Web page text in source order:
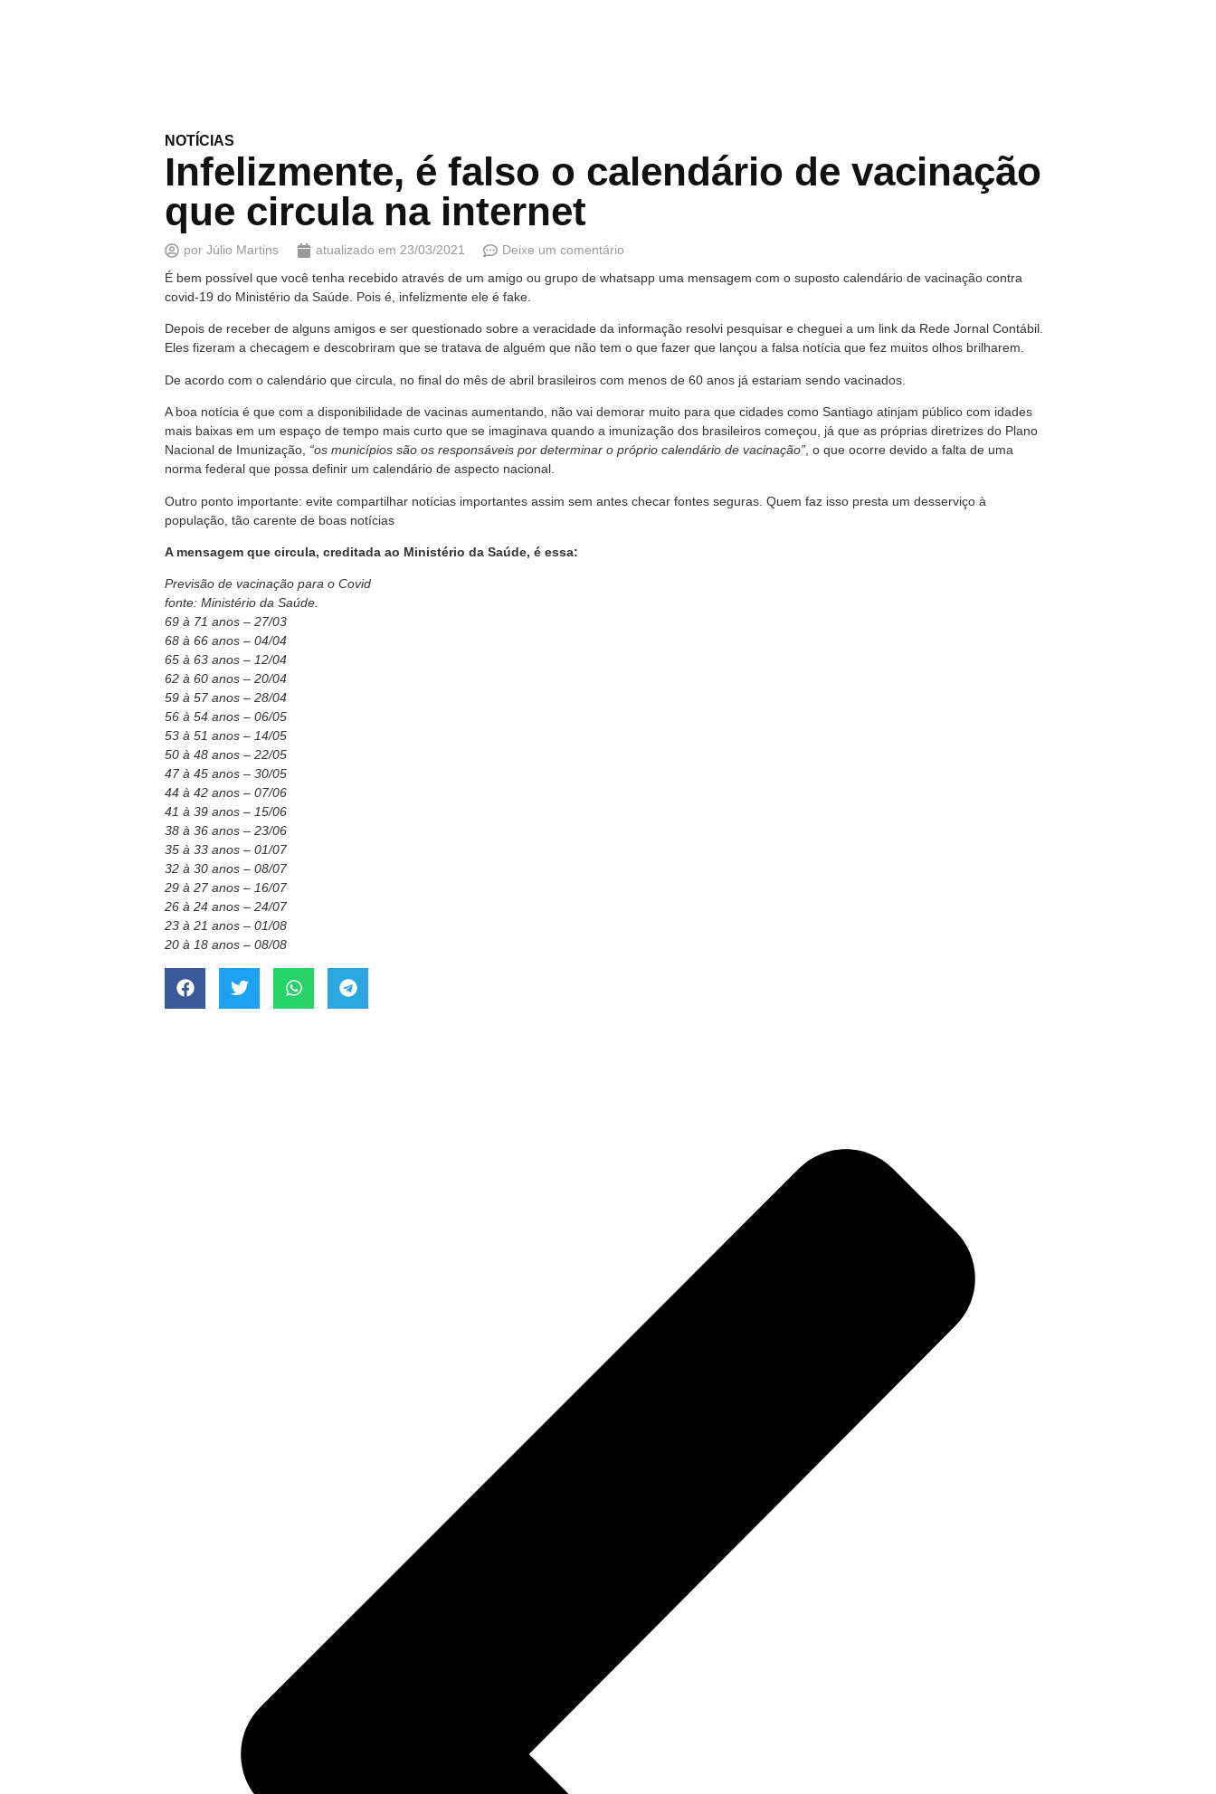
NOTÍCIAS
Infelizmente, é falso o calendário de vacinação
que circula na internet
por Júlio Martins atualizado em 23/03/2021
Deixe um comentário
É bem possível que você tenha recebido através de um amigo ou grupo de whatsapp uma mensagem com o suposto calendário de vacinação contra
covid-19 do Ministério da Saúde. Pois é, infelizmente ele é fake.
Depois de receber de alguns amigos e ser questionado sobre a veracidade da informação resolvi pesquisar e cheguei a um link da Rede Jornal Contábil.
Eles fizeram a checagem e descobriram que se tratava de alguém que não tem o que fazer que lançou a falsa notícia que fez muitos olhos brilharem.
De acordo com o calendário que circula, no final do mês de abril brasileiros com menos de 60 anos já estariam sendo vacinados.
A boa notícia é que com a disponibilidade de vacinas aumentando, não vai demorar muito para que cidades como Santiago atinjam público com idades
mais baixas em um espaço de tempo mais curto que se imaginava quando a imunização dos brasileiros começou, já que as próprias diretrizes do Plano
Nacional de Imunização, “os municípios são os responsáveis por determinar o próprio calendário de vacinação” , o que ocorre devido a falta de uma
norma federal que possa definir um calendário de aspecto nacional.
Outro ponto importante: evite compartilhar notícias importantes assim sem antes checar fontes seguras. Quem faz isso presta um desserviço à
população, tão carente de boas notícias
A mensagem que circula, creditada ao Ministério da Saúde, é essa:
Previsão de vacinação para o Covid
fonte: Ministério da Saúde.
69 à 71 anos – 27/03
68 à 66 anos – 04/04
65 à 63 anos – 12/04
62 à 60 anos – 20/04
59 à 57 anos – 28/04
56 à 54 anos – 06/05
53 à 51 anos – 14/05
50 à 48 anos – 22/05
47 à 45 anos – 30/05
44 à 42 anos – 07/06
41 à 39 anos – 15/06
38 à 36 anos – 23/06
35 à 33 anos – 01/07
32 à 30 anos – 08/07
29 à 27 anos – 16/07
26 à 24 anos – 24/07
23 à 21 anos – 01/08
20 à 18 anos – 08/08